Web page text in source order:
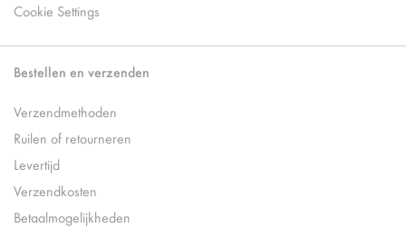
Cookie Settings
Bestellen en verzenden
Verzendmethoden
Ruilen of retourneren
Levertijd
Verzendkosten
Betaalmogelijkheden